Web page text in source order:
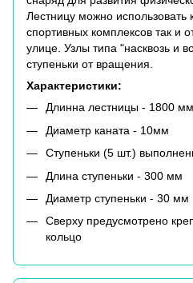
Лестницу можно использовать
спортивных комплексов так и
улице. Узлы типа "насквозь и
ступеньки от вращения.
Характеристики:
Длинна лестницы - 1800 мм
Диаметр каната - 10мм
Ступеньки (5 шт.)
Длина ступеньки - 300 мм
Диаметр ступеньки - 30 мм
Сверху предусмотрено
кольцо